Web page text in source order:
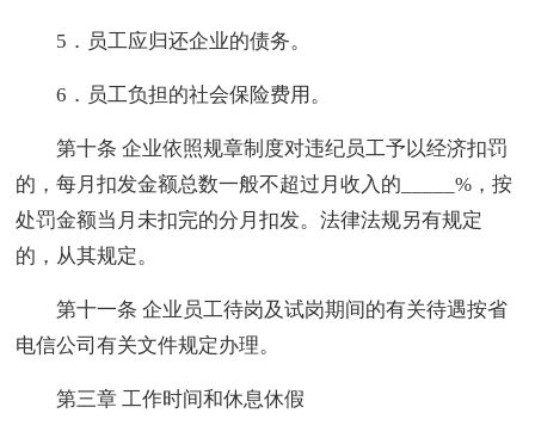
5．员工应归还企业的债务。
6．员工负担的社会保险费用。
第十条 企业依照规章制度对违纪员工予以经济扣罚
的，每月扣发金额总数一般不超过月收入的_____%，按
处罚金额当月未扣完的分月扣发。法律法规另有规定
的，从其规定。
第十一条 企业员工待岗及试岗期间的有关待遇按省
电信公司有关文件规定办理。
第三章 工作时间和休息休假